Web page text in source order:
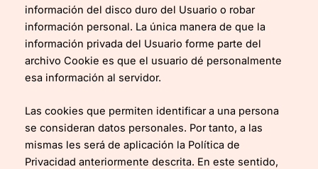
información del disco duro del Usuario o robar
información personal. La única manera de que la
información privada del Usuario forme parte del
archivo Cookie es que el usuario dé personalmente
esa información al servidor.
Las cookies que permiten identificar a una persona
se consideran datos personales. Por tanto, a las
mismas les será de aplicación la Política de
Privacidad anteriormente descrita. En este sentido,